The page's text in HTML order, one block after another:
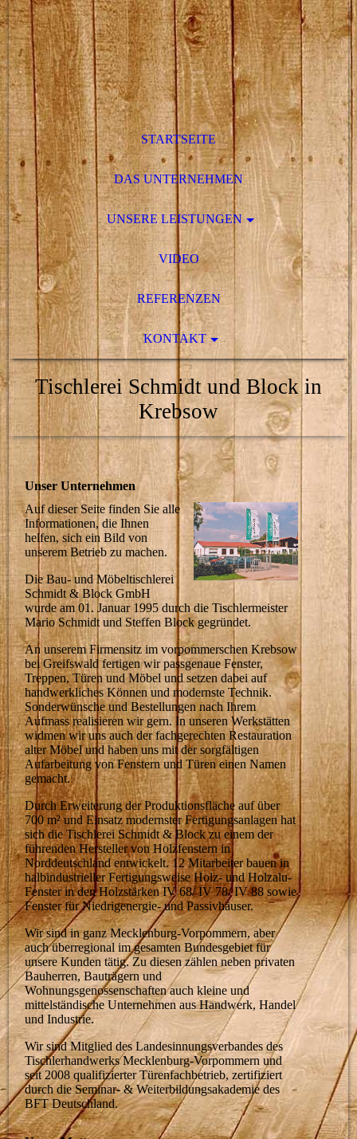
STARTSEITE
DAS UNTERNEHMEN
UNSERE LEISTUNGEN
VIDEO
REFERENZEN
KONTAKT
Tischlerei Schmidt und Block in
Krebsow
Unser Unternehmen
Auf dieser Seite finden Sie alle
Informationen, die Ihnen
helfen, sich ein Bild von
unserem Betrieb zu machen.
Die Bau- und Möbeltischlerei
Schmidt & Block GmbH
wurde am 01. Januar 1995 durch die Tischlermeister
Mario Schmidt und Steffen Block gegründet.
An unserem Firmensitz im vorpommerschen Krebsow
bei Greifswald fertigen wir passgenaue Fenster,
Treppen, Türen und Möbel und setzen dabei auf
handwerkliches Können und modernste Technik.
Sonderwünsche und Bestellungen nach Ihrem
Aufmass realisieren wir gern. In unseren Werkstätten
widmen wir uns auch der fachgerechten Restauration
alter Möbel und haben uns mit der sorgfältigen
Aufarbeitung von Fenstern und Türen einen Namen
gemacht.
Durch Erweiterung der Produktionsfläche auf über
700 m² und Einsatz modernster Fertigungsanlagen hat
sich die Tischlerei Schmidt & Block zu einem der
führenden Hersteller von Holzfenstern in
Norddeutschland entwickelt. 12 Mitarbeiter bauen in
halbindustrieller Fertigungsweise Holz- und Holzalu-
Fenster in den Holzstärken IV 68/ IV 78/ IV 88 sowie
Fenster für Niedrigenergie- und Passivhäuser.
Wir sind in ganz Mecklenburg-Vorpommern, aber
auch überregional im gesamten Bundesgebiet für
unsere Kunden tätig. Zu diesen zählen neben privaten
Bauherren, Bauträgern und
Wohnungsgenossenschaften auch kleine und
mittelständische Unternehmen aus Handwerk, Handel
und Industrie.
Wir sind Mitglied des Landesinnungsverbandes des
Tischlerhandwerks Mecklenburg-Vorpommern und
seit 2008 qualifizierter Türenfachbetrieb, zertifiziert
durch die Seminar- & Weiterbildungsakademie des
BFT Deutschland.